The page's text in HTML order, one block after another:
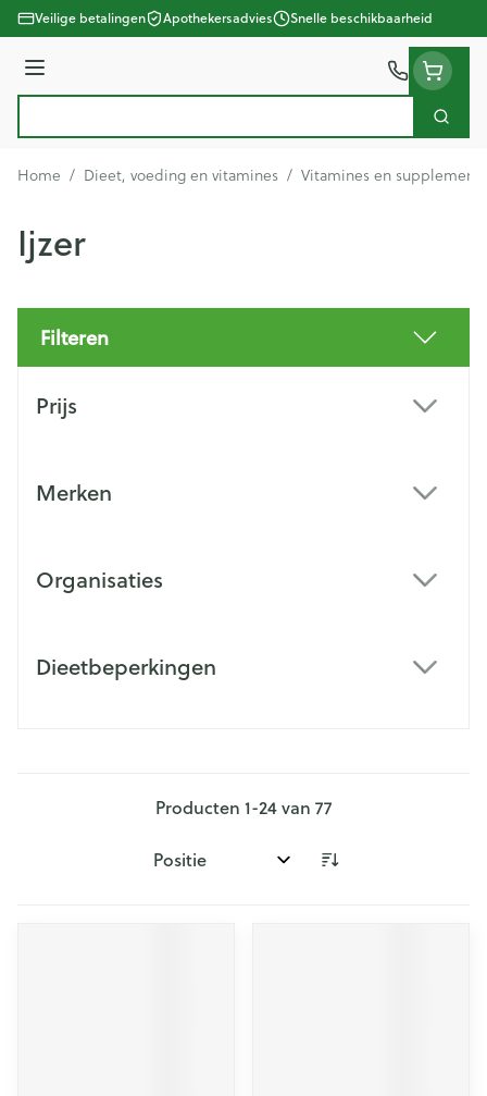
Ga naar de inhoud
Veilige betalingen Apothekersadvies Snelle beschikbaarheid
Menu
Zoek
Home / Dieet, voeding en vitamines / Vitamines en
Ijzer
Filteren
Prijs
Merken
Organisaties
Dieetbeperkingen
Producten 1-24van 77
Sorteer op: